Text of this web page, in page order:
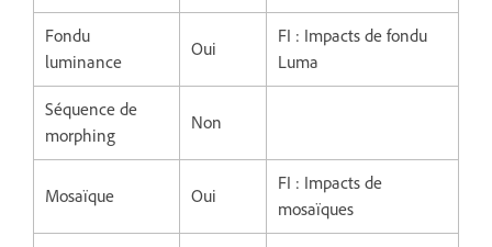
Fondu
luminance
Oui
FI : Impacts de fondu
Luma
Séquence de
morphing
Non
Mosaïque Oui
FI : Impacts de
mosaïques